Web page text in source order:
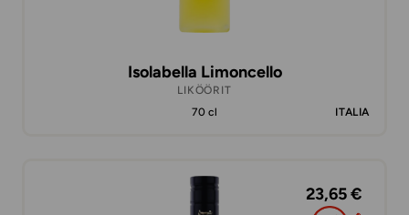
Isolabella Limoncello
LIKÖÖRIT
70 cl
ITALIA
23,65 €